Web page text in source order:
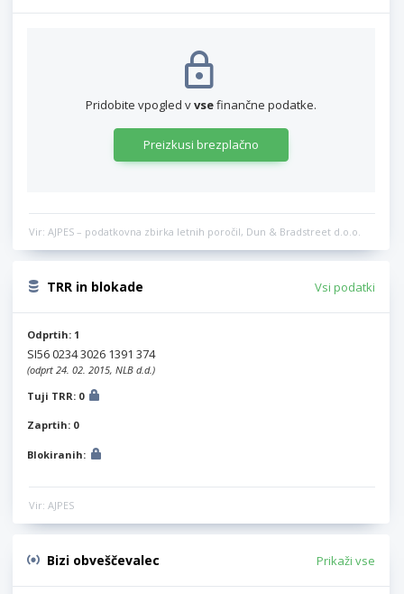
Pridobite vpogled vvsefinančne podatke.
Preizkusi brezplačno
Vir: AJPES – podatkovna zbirka letnih poročil, Dun & Bradstreet d.o.o.
TRR in blokade Vsi podatki
Odprtih: 1
SI56 0234 3026 1391 374
(odprt 24. 02. 2015, NLB d.d.)
Tuji TRR: 0
Zaprtih: 0
Blokiranih:
Vir: AJPES
Bizi obveščevalec Prikaži vse